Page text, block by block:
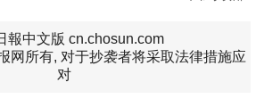
報中文版 cn.chosun.com
网所有, 对于抄袭者将采取法律措施应
对